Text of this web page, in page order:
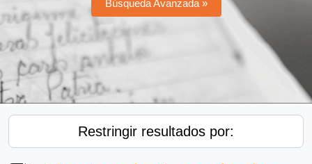
Búsqueda Avanzada »
Restringir resultados por: